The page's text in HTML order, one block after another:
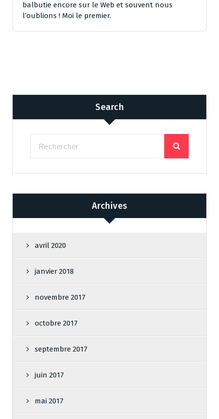
balbutie encore sur le Web et souvent nous
l’oublions ! Moi le premier.
Search
Archives
avril 2020
janvier 2018
novembre 2017
octobre 2017
septembre 2017
juin 2017
mai 2017